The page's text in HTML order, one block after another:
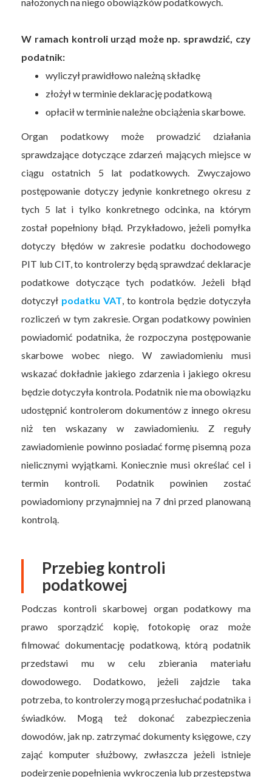
W ramach kontroli urząd może np. sprawdzić, czy
podatnik:
wyliczył prawidłowo należną składkę
złożył w terminie deklarację podatkową
opłacił w terminie należne obciążenia skarbowe.
Organ podatkowy może prowadzić działania
sprawdzające dotyczące zdarzeń mających miejsce w
ciągu ostatnich 5 lat podatkowych. Zwyczajowo
postępowanie dotyczy jedynie konkretnego okresu z
tych 5 lat i tylko konkretnego odcinka, na którym
został popełniony błąd. Przykładowo, jeżeli pomyłka
dotyczy błędów w zakresie podatku dochodowego
PIT lub CIT, to kontrolerzy będą sprawdzać deklaracje
podatkowe dotyczące tych podatków. Jeżeli błąd
dotyczył podatku VAT , to kontrola będzie dotyczyła
rozliczeń w tym zakresie. Organ podatkowy powinien
powiadomić podatnika, że rozpoczyna postępowanie
skarbowe wobec niego. W zawiadomieniu musi
wskazać dokładnie jakiego zdarzenia i jakiego okresu
będzie dotyczyła kontrola. Podatnik nie ma obowiązku
udostępnić kontrolerom dokumentów z innego okresu
niż ten wskazany w zawiadomieniu. Z reguły
zawiadomienie powinno posiadać formę pisemną poza
nielicznymi wyjątkami. Koniecznie musi określać cel i
termin kontroli. Podatnik powinien zostać
powiadomiony przynajmniej na 7 dni przed planowaną
kontrolą.
Przebieg kontroli
podatkowej
Podczas kontroli skarbowej organ podatkowy ma
prawo sporządzić kopię, fotokopię oraz może
filmować dokumentację podatkową, którą podatnik
przedstawi mu w celu zbierania materiału
dowodowego. Dodatkowo, jeżeli zajdzie taka
potrzeba, to kontrolerzy mogą przesłuchać podatnika i
świadków. Mogą też dokonać zabezpieczenia
dowodów, jak np. zatrzymać dokumenty księgowe, czy
zająć komputer służbowy, zwłaszcza jeżeli istnieje
podejrzenie popełnienia wykroczenia lub przestępstwa